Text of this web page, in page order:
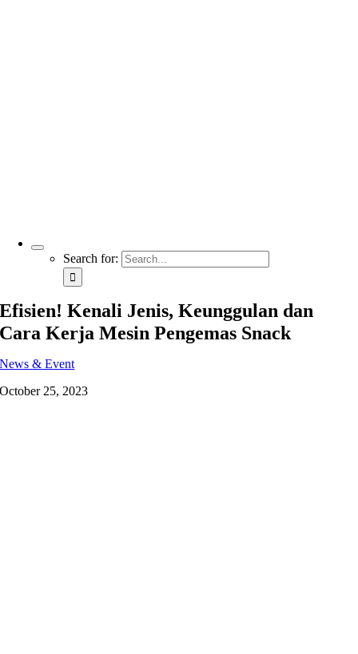
Search for:
Efisien! Kenali Jenis, Keunggulan dan
Cara Kerja Mesin Pengemas Snack
News & Event
October 25, 2023